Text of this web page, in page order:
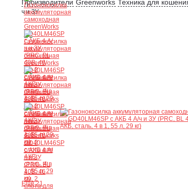
Производители Greenworks Техника для
ч и ЗУ
Ещё 21